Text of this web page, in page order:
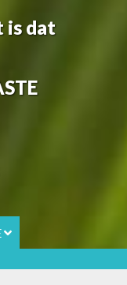
is dat